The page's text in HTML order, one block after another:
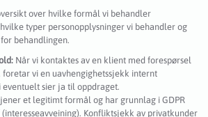
over hvilke formål vi behandler
typer personopplysninger vi behandler og
behandlingen.
Når vi kontaktes av en klient med forespørsel
foretar vi en uavhengighetssjekk internt
sier ja til oppdraget.
et legitimt formål og har grunnlag i GDPR
Konfliktsjekk av privatkunder